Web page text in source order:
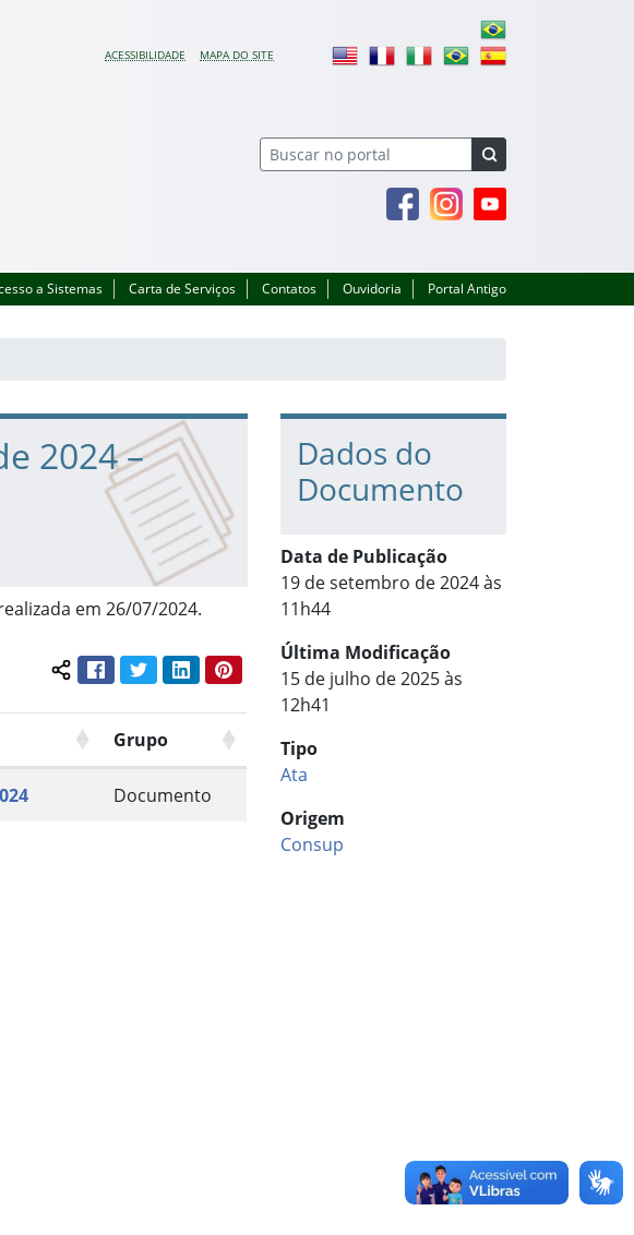
ACESSIBILIDADE MAPA DO SITE
FacebookInstagramYoutube
a Sistemas Carta de Serviços Contatos Ouvidoria Portal Antigo
2024 –
em 26/07/2024.
Compartilhar conteúdo:
FacebookTwitterLinkedInPinterest
Grupo
Documento
Dados do
Documento
Data de Publicação
19 de setembro de 2024 às
11h44
Última Modificação
15 de julho de 2025 às
12h41
Tipo
Ata
Origem
Consup